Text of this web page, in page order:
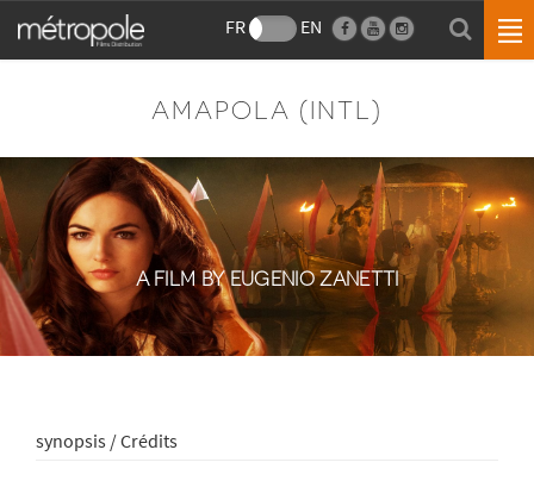
FR EN
AMAPOLA (INTL)
A FILM BY EUGENIO ZANETTI
synopsis / Crédits